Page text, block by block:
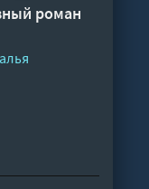
роман